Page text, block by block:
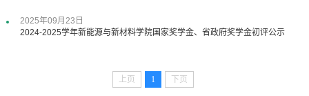
2025年09月23日
2024-2025学年新能源与新材料学院国家奖学金、省政府奖学金初评公示
上页 1 下页